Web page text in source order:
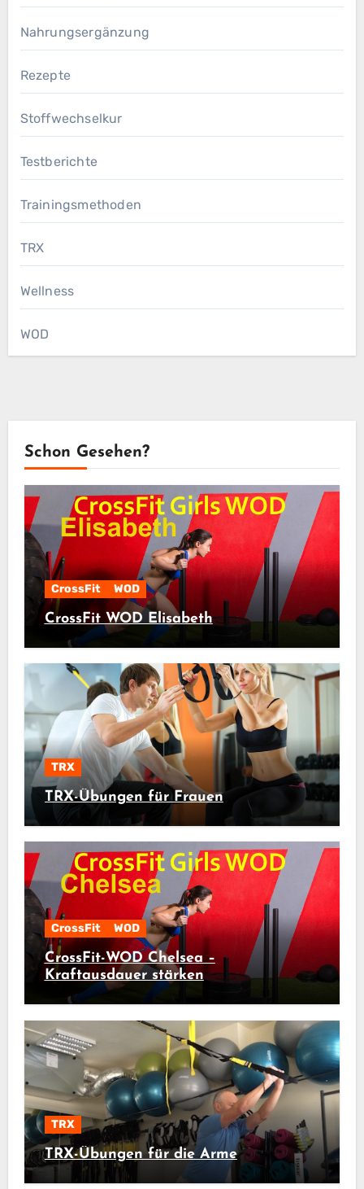
Nahrungsergänzung
Rezepte
Stoffwechselkur
Testberichte
Trainingsmethoden
TRX
Wellness
WOD
Schon Gesehen?
CrossFit WOD
CrossFit WOD Elisabeth
TRX
TRX-Übungen für Frauen
CrossFit WOD
CrossFit-WOD Chelsea –
Kraftausdauer stärken
TRX
TRX-Übungen für die Arme